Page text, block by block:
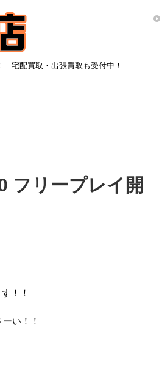
宅配買取・出張買取も受付中！
フリープレイ開
！！
い！！